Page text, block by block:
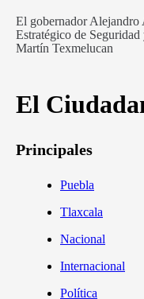
El gobernador Alejandro
Estratégico de
Martín Texmelucan
El
Principales
Puebla
Tlaxcala
Nacional
Internacional
Política